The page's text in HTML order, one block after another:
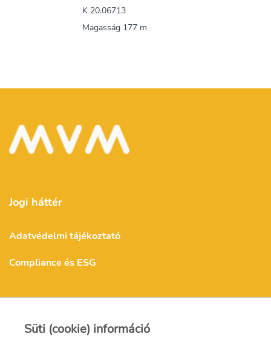
K 20.06713
Magasság 177 m
Jogi háttér
Adatvédelmi tájékoztató
Compliance és ESG
Süti (cookie) információ